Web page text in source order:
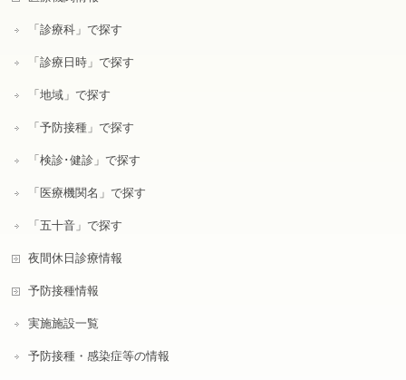
「診療科」で探す
「診療日時」で探す
「地域」で探す
「予防接種」で探す
「検診･健診」で探す
「医療機関名」で探す
「五十音」で探す
夜間休日診療情報
予防接種情報
実施施設一覧
予防接種・感染症等の情報